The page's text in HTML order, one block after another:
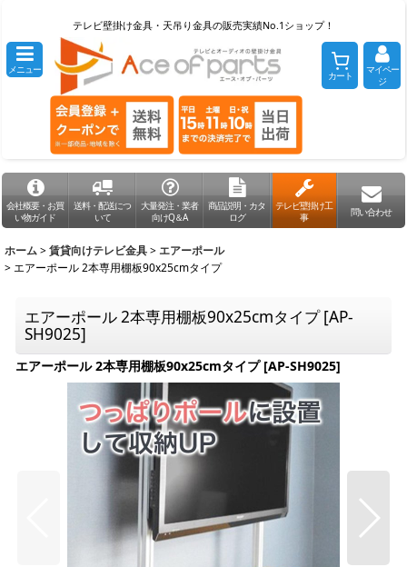
テレビ壁掛け金具・天吊り金具の販売実績No.1ショップ！
メニュー カート
マイペー
ジ
会社概要・お買
い物ガイド
送料・配送につ
いて
大量発注・業者
向けQ＆A
商品説明・カタ
ログ
テレビ壁掛け工
事
問い合わせ
ホーム >賃貸向けテレビ金具> エアーポール
> エアーポール 2本専用棚板90x25cmタイプ
エアーポール 2本専用棚板90x25cmタイプ [AP-
SH9025]
エアーポール 2本専用棚板90x25cmタイプ [AP-SH9025]